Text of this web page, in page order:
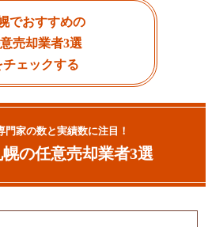
でおすすめの
売却業者3選
チェックする
門家の数と実績数に注目！
の任意売却業者3選